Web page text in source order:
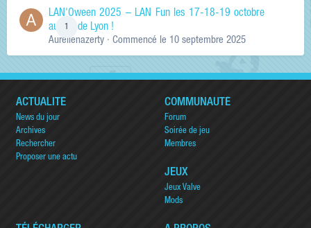
1
LAN'Oween 2025 – LAN Fun les 17-18-19 octobre
au sud de Lyon !
Aurelienazerty · Commencé le 10 septembre 2025
ACTUALITÉ
News du jour
Archives
Rechercher
Proposer une actu
COMMUNAUTÉ
Forum
Soirée de jeu
Membres
JEUX
Jeux Valve
Mods